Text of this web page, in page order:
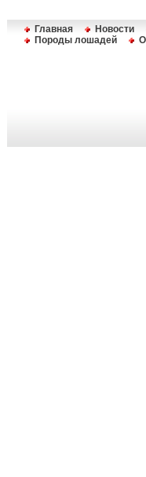
Главная
Новости
Породы лошадей